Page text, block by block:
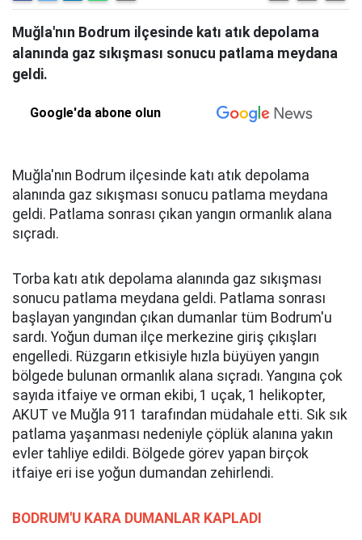
Muğla'nın Bodrum ilçesinde katı atık depolama
alanında gaz sıkışması sonucu patlama meydana
geldi.
Google'da abone olun
Muğla'nın Bodrum ilçesinde katı atık depolama
alanında gaz sıkışması sonucu patlama meydana
geldi. Patlama sonrası çıkan yangın ormanlık alana
sıçradı.
Torba katı atık depolama alanında gaz sıkışması
sonucu patlama meydana geldi. Patlama sonrası
başlayan yangından çıkan dumanlar tüm Bodrum'u
sardı. Yoğun duman ilçe merkezine giriş çıkışları
engelledi. Rüzgarın etkisiyle hızla büyüyen yangın
bölgede bulunan ormanlık alana sıçradı. Yangına çok
sayıda itfaiye ve orman ekibi, 1 uçak, 1 helikopter,
AKUT ve Muğla 911 tarafından müdahale etti. Sık sık
patlama yaşanması nedeniyle çöplük alanına yakın
evler tahliye edildi. Bölgede görev yapan birçok
itfaiye eri ise yoğun dumandan zehirlendi.
BODRUM'U KARA DUMANLAR KAPLADI